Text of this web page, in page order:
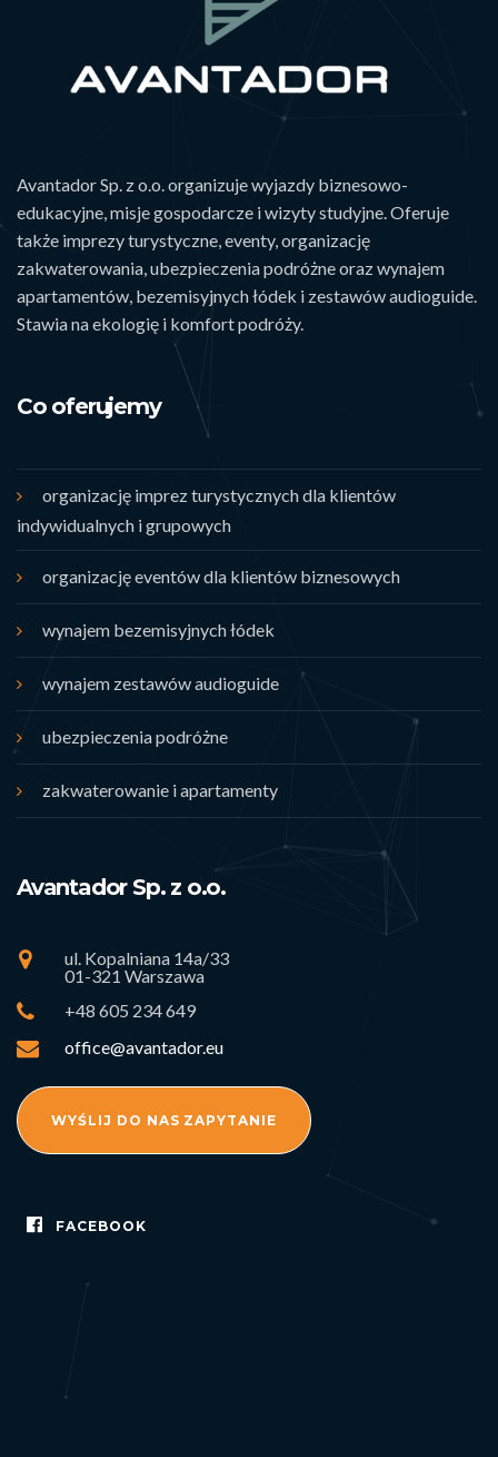
Avantador Sp. z o.o. organizuje wyjazdy biznesowo-
edukacyjne, misje gospodarcze i wizyty studyjne. Oferuje
także imprezy turystyczne, eventy, organizację
zakwaterowania, ubezpieczenia podróżne oraz wynajem
apartamentów, bezemisyjnych łódek i zestawów audioguide.
Stawia na ekologię i komfort podróży.
Co oferujemy
organizację imprez turystycznych dla klientów
indywidualnych i grupowych
organizację eventów dla klientów biznesowych
wynajem bezemisyjnych łódek
wynajem zestawów audioguide
ubezpieczenia podróżne
zakwaterowanie i apartamenty
Avantador Sp. z o.o.
ul. Kopalniana 14a/33
01-321 Warszawa
+48 605 234 649
office@avantador.eu
WYŚLIJ DO NAS ZAPYTANIE
FACEBOOK